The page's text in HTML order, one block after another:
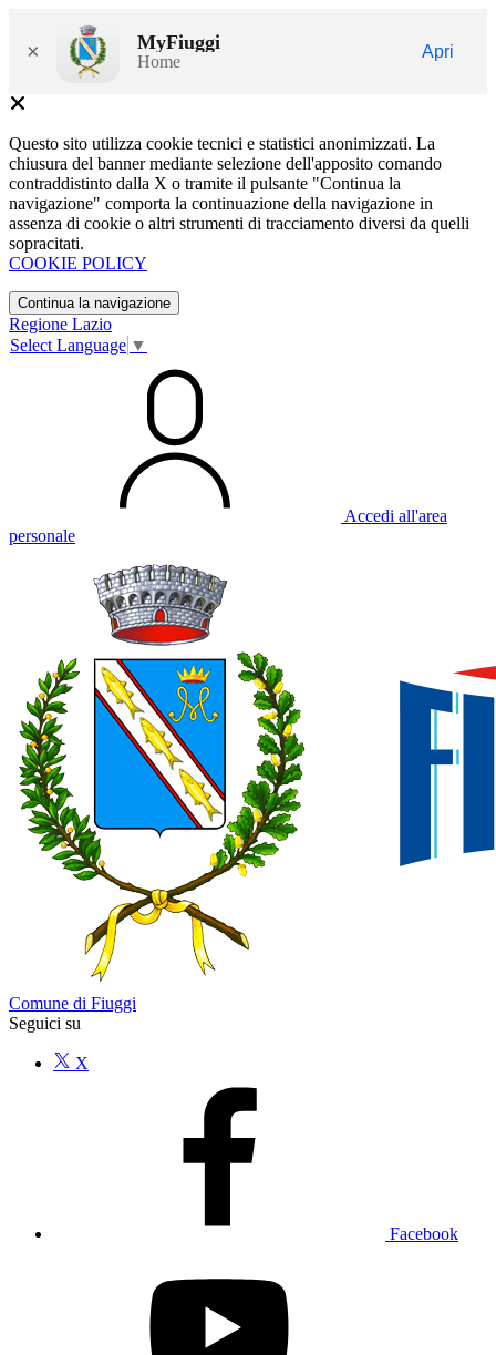
× MyFiuggi
Home
Apri
Questo sito utilizza cookie tecnici e statistici anonimizzati. La
chiusura del banner mediante selezione dell'apposito comando
contraddistinto dalla X o tramite il pulsante "Continua la
navigazione" comporta la continuazione della navigazione in
assenza di cookie o altri strumenti di tracciamento diversi da quelli
sopracitati.
COOKIE POLICY
Continua la navigazione
Regione Lazio
Select Language ▼
Accedi all'area
personale
Comune di Fiuggi
Seguici su
X
Facebook